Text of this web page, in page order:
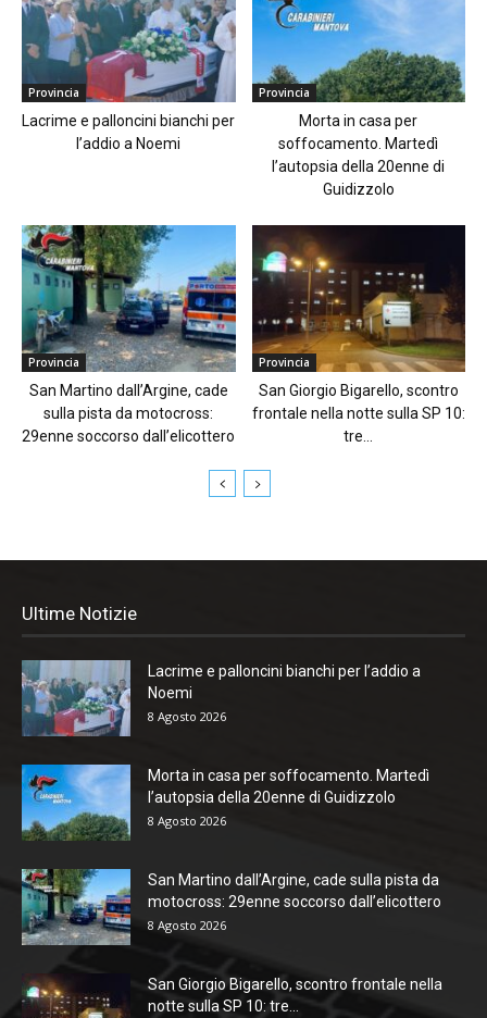
Provincia
Lacrime e palloncini bianchi per
l’addio a Noemi
Provincia
Morta in casa per
soffocamento. Martedì
l’autopsia della 20enne di
Guidizzolo
Provincia
San Martino dall’Argine, cade
sulla pista da motocross:
29enne soccorso dall’elicottero
Provincia
San Giorgio Bigarello, scontro
frontale nella notte sulla SP 10:
tre...
Ultime Notizie
Lacrime e palloncini bianchi per l’addio a
Noemi
8 Agosto 2026
Morta in casa per soffocamento. Martedì
l’autopsia della 20enne di Guidizzolo
8 Agosto 2026
San Martino dall’Argine, cade sulla pista da
motocross: 29enne soccorso dall’elicottero
8 Agosto 2026
San Giorgio Bigarello, scontro frontale nella
notte sulla SP 10: tre...